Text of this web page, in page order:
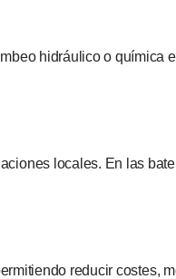
hidráulico o química
locales. En las
reducir costes,